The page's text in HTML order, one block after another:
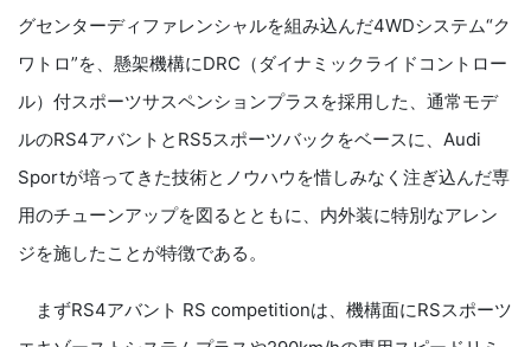
グセンターディファレンシャルを組み込んだ4WDシステム“ク
ワトロ”を、懸架機構にDRC（ダイナミックライドコントロー
ル）付スポーツサスペンションプラスを採用した、通常モデ
ルのRS4アバントとRS5スポーツバックをベースに、Audi
Sportが培ってきた技術とノウハウを惜しみなく注ぎ込んだ専
用のチューンアップを図るとともに、内外装に特別なアレン
ジを施したことが特徴である。
まずRS4アバント RS competitionは、機構面にRSスポーツ